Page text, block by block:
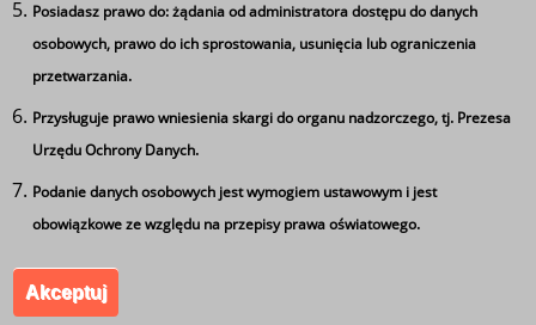
Zespół Szkół Ponadgimnazjalnych nr 5 im. Leszka
Kołakowskiego w Kożuchowie. Wszystkie prawa
Ta strona wykorzystuje pliki cookie
Używamy informacji zapisanych za pomocą plików
korzystaniu z naszego serwisu. Mogą też korzystać z nich
współpracujące z nami firmy badawcze oraz reklamowe.
Jeżeli wyrażasz zgodę na zapisywanie informacji zawartej
w cookies kliknij na przycisk 'zgadzam się'. Jeśli nie
możesz zmienić w swojej przeglądarce.
Posiadasz prawo do: żądania od administratora dostępu do danych
osobowych, prawo do ich sprostowania, usunięcia lub ograniczenia
przetwarzania.
Przysługuje prawo wniesienia skargi do organu nadzorczego, tj. Prezesa
Urzędu Ochrony Danych.
Podanie danych osobowych jest wymogiem ustawowym i jest
obowiązkowe ze względu na przepisy prawa oświatowego.
Akceptuj